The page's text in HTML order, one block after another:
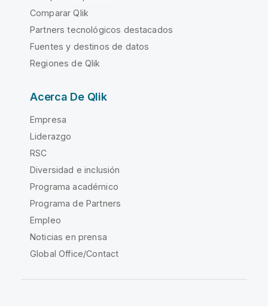
Comparar Qlik
Partners tecnológicos destacados
Fuentes y destinos de datos
Regiones de Qlik
Acerca De Qlik
Empresa
Liderazgo
RSC
Diversidad e inclusión
Programa académico
Programa de Partners
Empleo
Noticias en prensa
Global Office/Contact